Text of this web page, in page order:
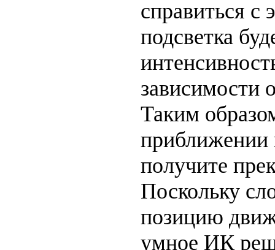
справиться с
подсветка
зависимости
Таким
приближении
получите
Поскольку
позицию
умное ИК